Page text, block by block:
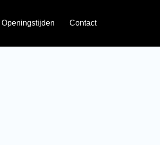
Openingstijden Contact